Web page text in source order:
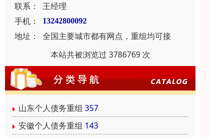
联系：
王经理
手机：
13242800092
地址：
全国主要城市都有网点，重组均可接
本站共被浏览过 3786769 次
山东个人债务重组 357
安徽个人债务重组 143